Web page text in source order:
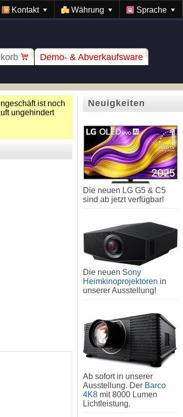
Kontakt Währung Sprache
Demo- & Abverkaufsware
ist noch
ungehindert
Neuigkeiten
Die neuen LG G5 & C5
sind ab jetzt verfügbar!
Die neuen Sony
Heimkinoprojektoren in
unserer Ausstellung!
Ab sofort in unserer
Ausstellung. Der Barco
4K8 mit 8000 Lumen
Lichtleistung.